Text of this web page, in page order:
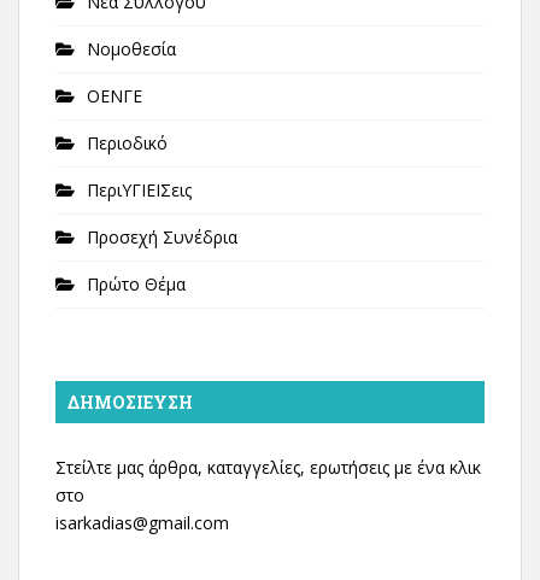
Νομοθεσία
ΟΕΝΓΕ
Περιοδικό
ΠεριΥΓΙΕΙΣεις
Προσεχή Συνέδρια
Πρώτο Θέμα
ΔΗΜΟΣΊΕΥΣΗ
Στείλτε μας άρθρα, καταγγελίες, ερωτήσεις με ένα κλικ
στο
isarkadias@gmail.com